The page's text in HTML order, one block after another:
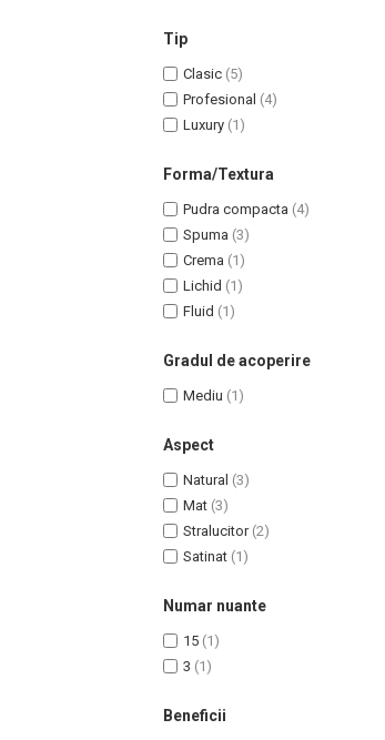
Demachiant si Apa Micelara
Matifiant si Purifiant
Tip
Clasic (5)
Profesional (4)
Luxury (1)
Forma/Textura
Pudra compacta (4)
Spuma (3)
Crema (1)
Lichid (1)
Fluid (1)
Gradul de acoperire
Mediu (1)
Aspect
Natural (3)
Mat (3)
Stralucitor (2)
Satinat (1)
Numar nuante
15 (1)
3 (1)
Beneficii